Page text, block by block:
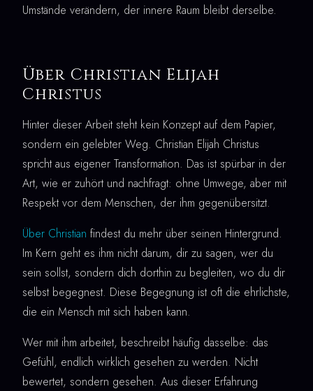
Umstände verändern, der innere Raum bleibt derselbe.
Über Christian Elijah
Christus
Hinter dieser Arbeit steht kein Konzept auf dem Papier,
sondern ein gelebter Weg. Christian Elijah Christus
spricht aus eigener Transformation. Das ist spürbar in der
Art, wie er zuhört und nachfragt: ohne Umwege, aber mit
Respekt vor dem Menschen, der ihm gegenübersitzt.
Über Christian findest du mehr über seinen Hintergrund.
Im Kern geht es ihm nicht darum, dir zu sagen, wer du
sein sollst, sondern dich dorthin zu begleiten, wo du dir
selbst begegnest. Diese Begegnung ist oft die ehrlichste,
die ein Mensch mit sich haben kann.
Wer mit ihm arbeitet, beschreibt häufig dasselbe: das
Gefühl, endlich wirklich gesehen zu werden. Nicht
bewertet, sondern gesehen. Aus dieser Erfahrung